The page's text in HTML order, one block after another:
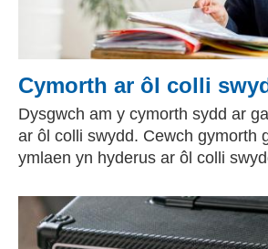
Cymorth ar ôl colli
Dysgwch am y cymorth sydd ar
ar ôl colli swydd. Cewch gymorth
ymlaen yn hyderus ar ôl colli